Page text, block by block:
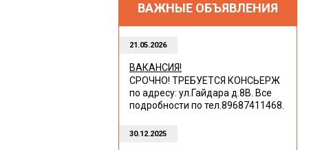
ВАЖНЫЕ ОБЪЯВЛЕНИЯ
21.05.2026
ВАКАНСИЯ!
СРОЧНО! ТРЕБУЕТСЯ КОНСЬЕРЖ
по адресу: ул.Гайдара д.8В. Все
подробности по тел.89687411468.
30.12.2025